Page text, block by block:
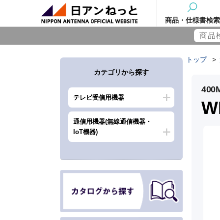
商品・仕様書検索
カテゴリから探す
テレビ受信用機器
通信用機器(無線通信機器・
IoT機器)
トップ >